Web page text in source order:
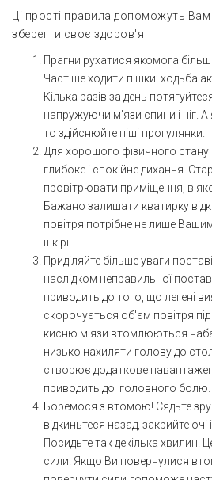
Ці прості правила допоможуть
зберегти своє здоров'я
Прагни рухатися якомога
Частіше ходити пішки: ходьба
Кілька разів за день
напружуючи м'язи спини і ніг.
то здійснюйте піші прогулянки.
Для хорошого фізичного стану
глибоке і спокійне дихання.
провітрювати приміщення, в
Бажано залишати кватирку
повітря потрібне не лише
шкірі.
Приділяйте більше уваги
наслідком неправильної
приводить до того, що легені
скорочується об'єм повітря під
кисню м'язи втомлюються
низько нахиляти голову до
створює додаткове
приводить до головного болю.
Боремося з втомою! Сядьте
відкиньтеся назад, закрийте очі
Посидьте так декілька хвилин.
сили. Якщо Ви повернулися